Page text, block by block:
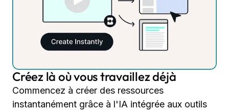
Créez là où vous travaillez déjà
Commencez à créer des ressources
instantanément grâce à l'IA intégrée aux outils